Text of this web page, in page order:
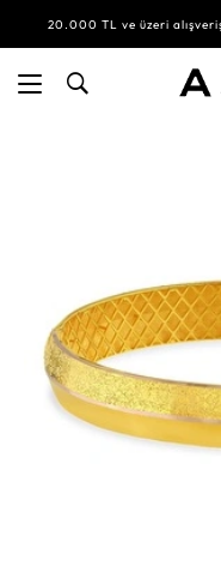
20.000 TL ve üzeri